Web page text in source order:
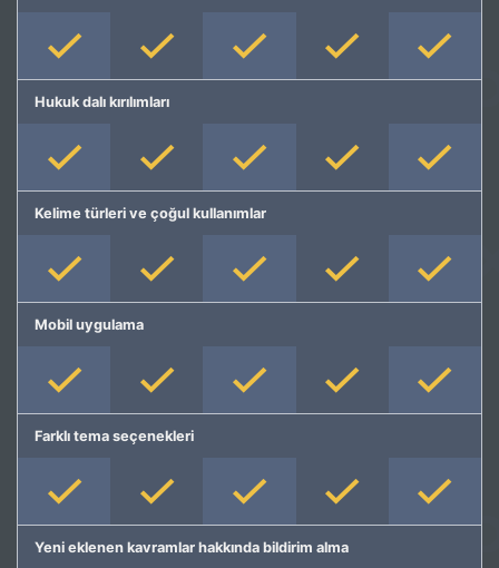
Hukuk dalı kırılımları
Kelime türleri ve çoğul kullanımlar
Mobil uygulama
Farklı tema seçenekleri
Yeni eklenen kavramlar hakkında bildirim alma